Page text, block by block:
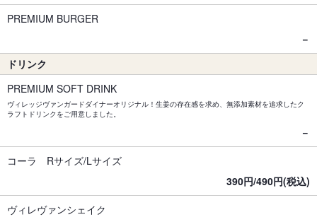
PREMIUM BURGER
－
ドリンク
PREMIUM SOFT DRINK
ヴィレッジヴァンガードダイナーオリジナル！生姜の存在感を求め、無添加素材を追求したク
ラフトドリンクをご用意しました。
－
コーラ Rサイズ/Lサイズ
390円/490円(税込)
ヴィレヴァンシェイク